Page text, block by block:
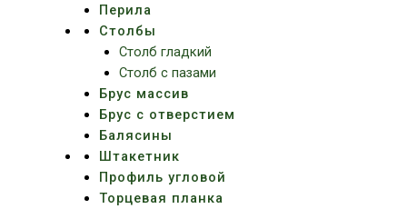
Перила
Столбы
Столб гладкий
Столб с пазами
Брус массив
Брус с отверстием
Балясины
Штакетник
Профиль угловой
Торцевая планка